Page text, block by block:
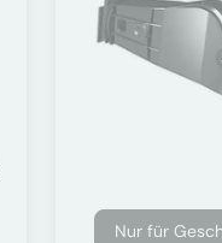
Nur für